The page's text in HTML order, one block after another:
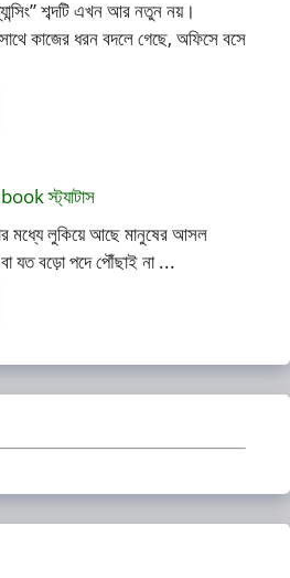
শব্দটি এখন আর নতুন নয়।
সাথে কাজের ধরন বদলে গেছে, অফিসে বসে
স্ট্যাটাস
মধ্যে লুকিয়ে আছে মানুষের আসল
যত বড়ো পদে পৌঁছাই না ...